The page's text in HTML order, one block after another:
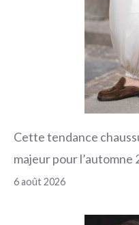
Cette tendance
majeur pour l’automne
6 août 2026